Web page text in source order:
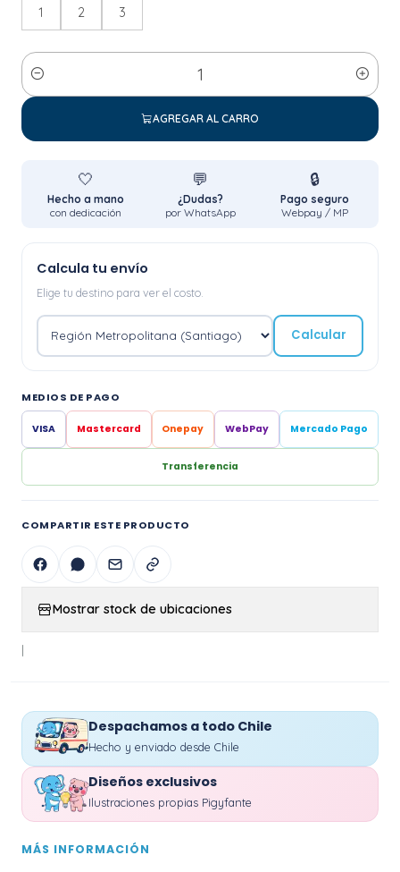
1 2 3
Cantidad
AGREGAR AL CARRO
🤍
Hecho a mano
con dedicación
💬
¿Dudas?
por WhatsApp
🔒
Pago seguro
Webpay / MP
Calcula tu envío
Elige tu destino para ver el costo.
Calcular
MEDIOS DE PAGO
VISA Mastercard Onepay WebPay Mercado Pago
Transferencia
COMPARTIR ESTE PRODUCTO
Mostrar stock de ubicaciones
|
Despachamos a todo Chile
Hecho y enviado desde Chile
Diseños exclusivos
Ilustraciones propias Pigyfante
MÁS INFORMACIÓN